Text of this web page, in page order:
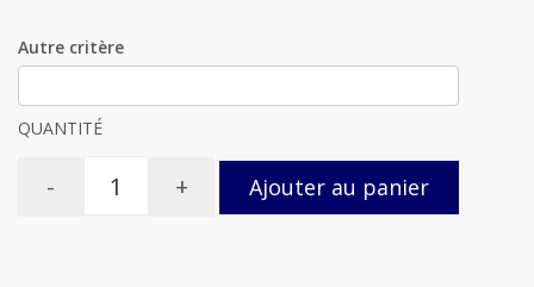
Autre critère
QUANTITÉ
- + Ajouter au panier